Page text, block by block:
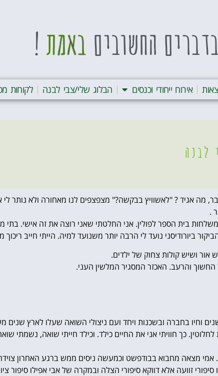
החשובים באמת !
אירוח ייחודי וכנסים הבלוג שלי/צבי לבנה לקוחות
לבנה
מה אגיד ? "לאשוויץ בבקשה?" מצפצפים לנו מאחורה ולא נותר
.
בית הספר לפולין. אני החלטתי שאני רוצה את זה אישי. בתי
ביורודיסני נועד לי הרבה יותר משנועד למיה. הייתי חייב
ושיש קולות צחוק של ילדים.
החשוך והרעב. האכזר המסגיר המלשין העני.
וחיו בחברה ובשכנות ויחד ועם ניצולי השואה שעלו לארץ שנים
כך חוויתי אני את החיים כילד. וכילד חייתי שואה, נשמתי
מצאה מחבוא בבודפשט וכמעשה ניסים ממש ברגע האחרון
זוועה אלא דווקא סיפורי הצלה ובמקרה של אבי אפילו סיפור